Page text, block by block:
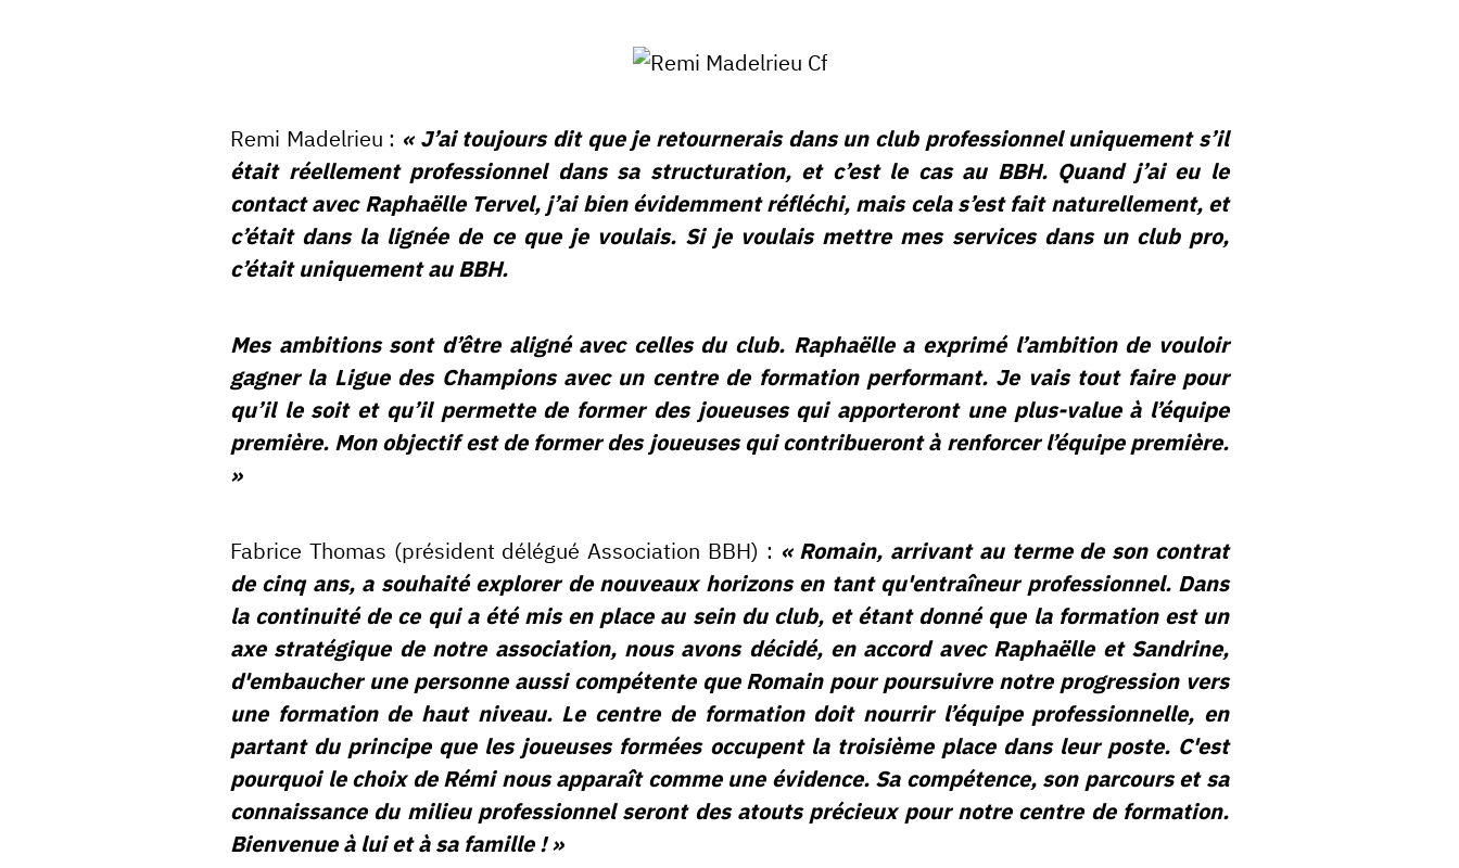
Remi Madelrieu : « J’ai toujours dit que je retournerais dans un club professionnel uniquement s’il
était réellement professionnel dans sa structuration, et c’est le cas au BBH. Quand j’ai eu le
contact avec Raphaëlle Tervel, j’ai bien évidemment réfléchi, mais cela s’est fait naturellement, et
c’était dans la lignée de ce que je voulais. Si je voulais mettre mes services dans un club pro,
c’était uniquement au BBH.
Mes ambitions sont d’être aligné avec celles du club. Raphaëlle a exprimé l’ambition de vouloir
gagner la Ligue des Champions avec un centre de formation performant. Je vais tout faire pour
qu’il le soit et qu’il permette de former des joueuses qui apporteront une plus-value à l’équipe
première. Mon objectif est de former des joueuses qui contribueront à renforcer l’équipe première.
»
Fabrice Thomas (président délégué Association BBH) : « Romain, arrivant au terme de son contrat
de cinq ans, a souhaité explorer de nouveaux horizons en tant qu'entraîneur professionnel. Dans
la continuité de ce qui a été mis en place au sein du club, et étant donné que la formation est un
axe stratégique de notre association, nous avons décidé, en accord avec Raphaëlle et Sandrine,
d'embaucher une personne aussi compétente que Romain pour poursuivre notre progression vers
une formation de haut niveau. Le centre de formation doit nourrir l’équipe professionnelle, en
partant du principe que les joueuses formées occupent la troisième place dans leur poste. C'est
pourquoi le choix de Rémi nous apparaît comme une évidence. Sa compétence, son parcours et sa
connaissance du milieu professionnel seront des atouts précieux pour notre centre de formation.
Bienvenue à lui et à sa famille ! »